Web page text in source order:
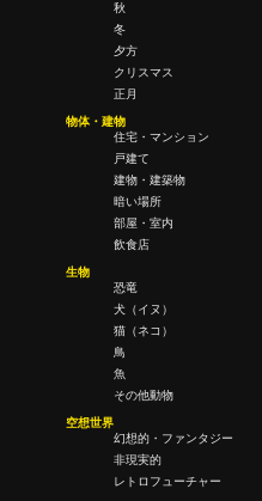
秋
冬
夕方
クリスマス
正月
物体・建物
住宅・マンション
戸建て
建物・建築物
暗い場所
部屋・室内
飲食店
生物
恐竜
犬（イヌ）
猫（ネコ）
鳥
魚
その他動物
空想世界
幻想的・ファンタジー
非現実的
レトロフューチャー